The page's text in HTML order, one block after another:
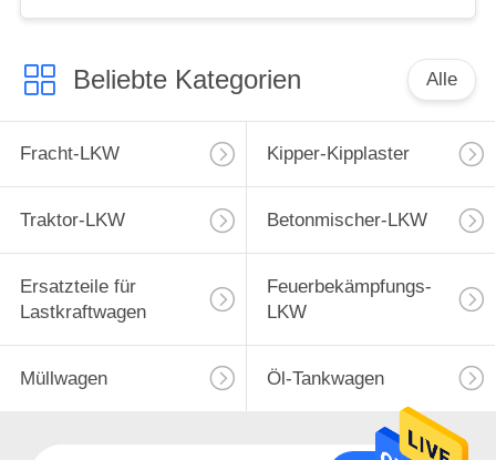
Beliebte Kategorien Alle
Fracht-LKW Kipper-Kipplaster
Traktor-LKW Betonmischer-LKW
Ersatzteile für
Lastkraftwagen
Feuerbekämpfungs-
LKW
Müllwagen Öl-Tankwagen